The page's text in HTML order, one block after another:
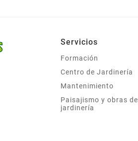
Servicios
Formación
Centro de Jardinería
Mantenimiento
Paisajismo y obras de
jardinería